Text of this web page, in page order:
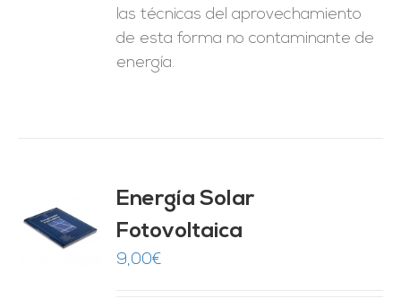
las técnicas del aprovechamiento
de esta forma no contaminante de
energía.
Energía Solar
Fotovoltaica
9,00€